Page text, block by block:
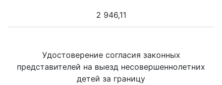
2 946,11
Удостоверение согласия законных
представителей на выезд несовершеннолетних
детей за границу